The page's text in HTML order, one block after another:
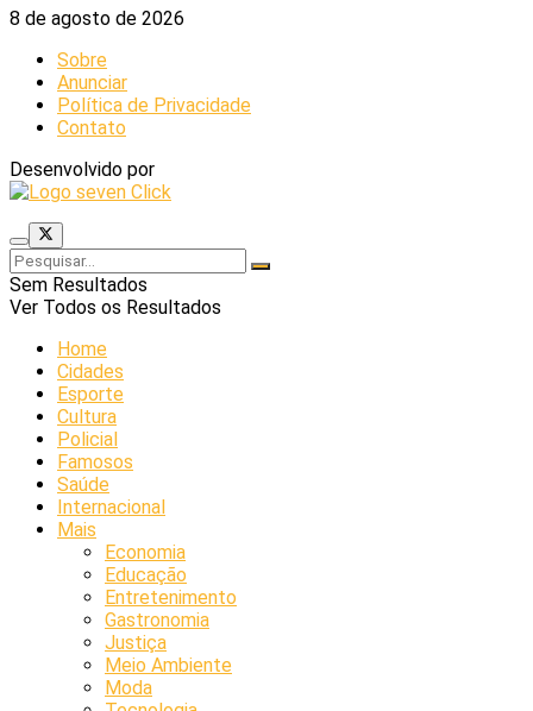
8 de agosto de 2026
Sobre
Anunciar
Política de Privacidade
Contato
Desenvolvido por
Sem Resultados
Ver Todos os Resultados
Home
Cidades
Esporte
Cultura
Policial
Famosos
Saúde
Internacional
Mais
Economia
Educação
Entretenimento
Gastronomia
Justiça
Meio Ambiente
Moda